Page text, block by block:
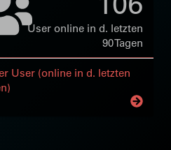
User online in d. letzten
90 Tagen
User (online in d. letzten